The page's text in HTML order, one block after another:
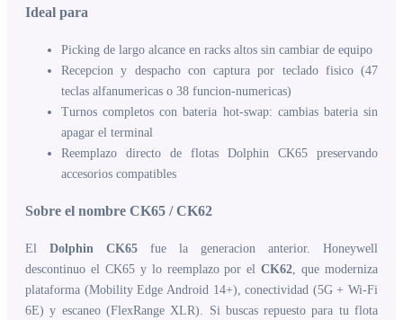
Ideal para
Picking de largo alcance en racks altos sin cambiar de equipo
Recepcion y despacho con captura por teclado fisico (47
teclas alfanumericas o 38 funcion-numericas)
Turnos completos con bateria hot-swap: cambias bateria sin
apagar el terminal
Reemplazo directo de flotas Dolphin CK65 preservando
accesorios compatibles
Sobre el nombre CK65 / CK62
El Dolphin CK65 fue la generacion anterior. Honeywell
descontinuo el CK65 y lo reemplazo por elCK62 , que moderniza
plataforma (Mobility Edge Android 14+), conectividad (5G + Wi-Fi
6E) y escaneo (FlexRange XLR). Si buscas repuesto para tu flota